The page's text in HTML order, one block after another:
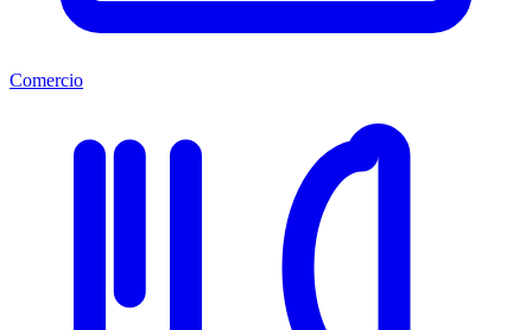
Comercio